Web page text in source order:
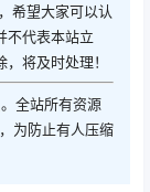
希望大家可以认
不代表本站立
将及时处理！
。全站所有资源
为防止有人压缩